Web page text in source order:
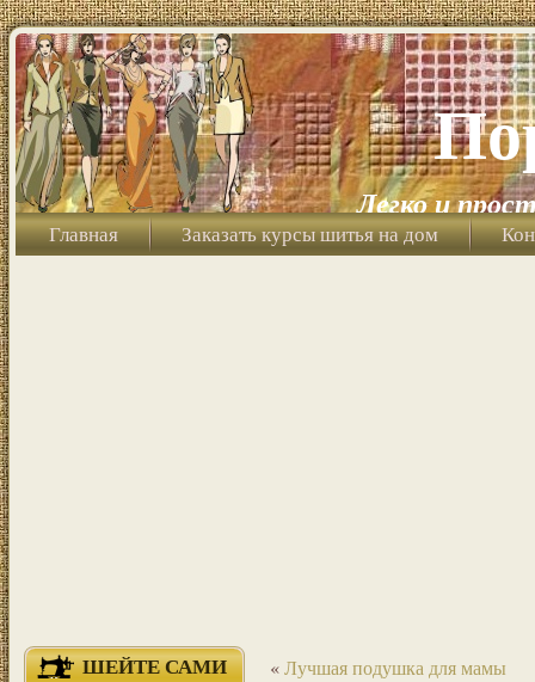
Легко и
Главная Заказать курсы шитья на дом
ШЕЙТЕ САМИ «Лучшая подушка для мамы